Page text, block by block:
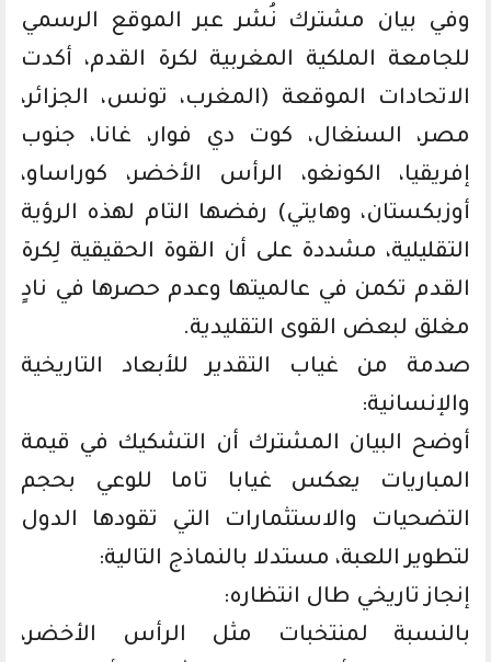
وفي بيان مشترك نُشر عبر الموقع الرسمي
للجامعة الملكية المغربية لكرة القدم، أكدت
الاتحادات الموقعة (المغرب، تونس، الجزائر،
مصر، السنغال، كوت دي فوار، غانا، جنوب
إفريقيا، الكونغو، الرأس الأخضر، كوراساو،
أوزبكستان، وهايتي) رفضها التام لهذه الرؤية
التقليلية، مشددة على أن القوة الحقيقية لِكرة
القدم تكمن في عالميتها وعدم حصرها في نادٍ
مغلق لبعض القوى التقليدية.
صدمة من غياب التقدير للأبعاد التاريخية
والإنسانية:
أوضح البيان المشترك أن التشكيك في قيمة
المباريات يعكس غيابا تاما للوعي بحجم
التضحيات والاستثمارات التي تقودها الدول
لتطوير اللعبة، مستدلا بالنماذج التالية:
إنجاز تاريخي طال انتظاره:
بالنسبة لمنتخبات مثل الرأس الأخضر،